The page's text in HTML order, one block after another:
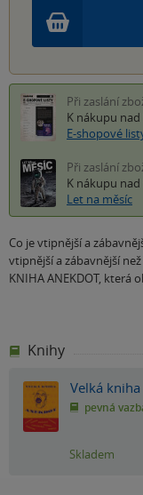
Při zaslání
K nákupu nad
E-shopové
Při zaslání
K nákupu nad
Let na měsíc
Co je vtipnější a
vtipnější a zábavnější
KNIHA ANEKDOT, která
Knihy
Velká
pevná
Skladem